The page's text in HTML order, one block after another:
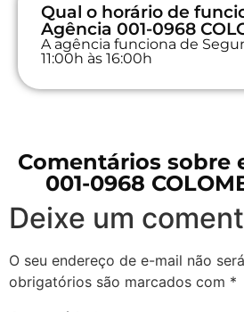
Qual o horário de
Agência 001-0968
A agência funciona de
11:00h às 16:00h
Comentários sobre
001-0968
Deixe um
O seu endereço de e-mail não
obrigatórios são marcados com *